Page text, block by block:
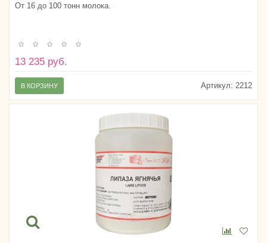
От 16 до 100 тонн молока.
13 235 руб.
Артикул: 2212
В КОРЗИНУ